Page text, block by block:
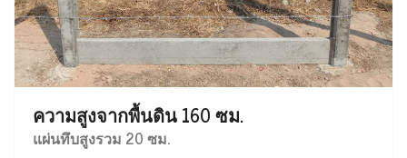
ความสูงจากพื้นดิน 160 ซม.
แผ่นทึบสูงรวม 20 ซม.